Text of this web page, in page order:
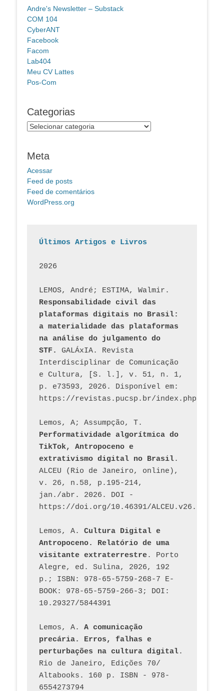
Andre's Newsletter – Substack
COM 104
CyberANT
Facebook
Facom
Lab404
Meu CV Lattes
Pos-Com
Categorias
Categorias
Meta
Acessar
Feed de posts
Feed de comentários
WordPress.org
Últimos Artigos e Livros
2026
Responsabilidade civil das
plataformas digitais no Brasil:
a materialidade das plataformas
na análise do julgamento do
STF.
GALÁxIA. Revista
Interdisciplinar de Comunicação
e Cultura, [S. l.], v. 51, n. 1,
p. e73593, 2026. Disponível em:
Performatividade algorítmica do
TikTok, Antropoceno e
extrativismo digital no Brasil.
ALCEU (Rio de Janeiro, online),
v. 26, n.58, p.195-214,
jan./abr. 2026. DOI -
https://doi.org/10.46391/
Lemos, A. Cultura Digital e
Antropoceno. Relatório de uma
visitante extraterrestre. Porto
Alegre, ed. Sulina, 2026, 192
p.; ISBN: 978-65-5759-268-7 E-
BOOK: 978-65-5759-266-3; DOI:
10.29327/5844391
Lemos, A. A comunicação
precária. Erros, falhas e
perturbações na cultura digital.
Rio de Janeiro, Edições 70/
Altabooks. 160 p. ISBN - 978-
6554273794